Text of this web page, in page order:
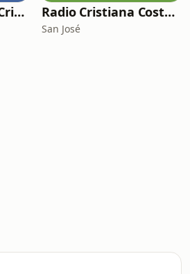
Radio Frecuencia Cristiana Radio Cristiana Costa Rica
San José